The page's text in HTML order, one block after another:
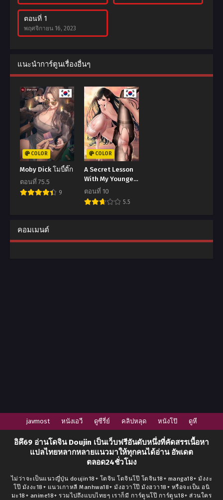
ตอนที่ 1
พฤศจิกายน 16, 2023
แนะนำการ์ตูนเรื่องอื่นๆ
COLOR
Moby Dick โมบี้ดิ๊ก
ตอนที่ 75.5
9
COLOR
A Secret Lesson
With My Younger
Sister
ตอนที่ 10
5.5
คอมเมนต์
javmost หนังเอวี ดูซีรี่ย์ คลิปหลุด หนังโป๊ ดูหี
อิคึ69 อ่านโดจิน Doujin เป็นเว็บฟรีอันดับหนึ่งที่คัดสรรเนื้อหา
แปลไทยหลากหลายแนวมาให้ทุกคนได้อ่าน อัพเดต
ตลอด24ชั่วโมง
ไม่ว่าจะเป็นแนวญี่ปุ่น doujin18+ โดจิน โดจินโป๊ โดจิน18+ manga18+ มังงะ
โป๊ มังงะ18+ แนวเกาหลี Manhwa18+ มังฮวาโป๊ มังฮวา18+ หรือจะเป็น อนิ
มะ18+ anime18+ รวมไปถึงแบบไทยๆ เราก็มี การ์ตูนโป๊ การ์ตูน18+ ส่วนใคร